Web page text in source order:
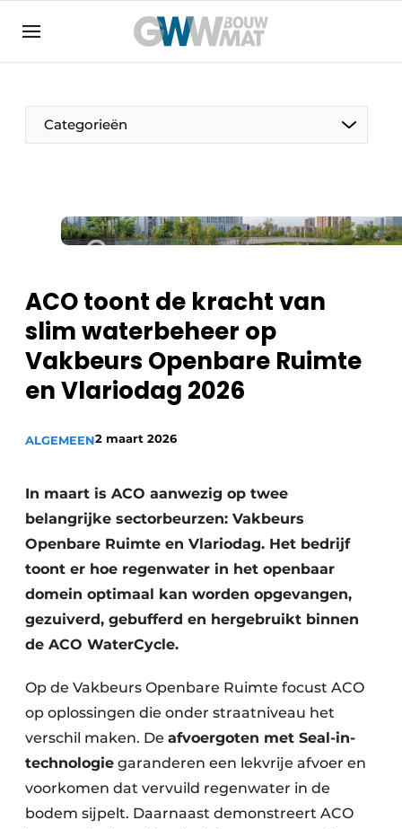
Bedrijven
Contact
Home
Nieuwsbrief
Podcasts
Privacy / Cookie statement
Vacature aanmelden
Categorieën
ACO toont de kracht van
slim waterbeheer op
Vakbeurs Openbare Ruimte
en Vlariodag 2026
ALGEMEEN2 maart 2026
In maart is ACO aanwezig op twee
belangrijke sectorbeurzen: Vakbeurs
Openbare Ruimte en Vlariodag. Het bedrijf
toont er hoe regenwater in het openbaar
domein optimaal kan worden opgevangen,
gezuiverd, gebufferd en hergebruikt binnen
de ACO WaterCycle.
Op de Vakbeurs Openbare Ruimte focust ACO
op oplossingen die onder straatniveau het
verschil maken. De afvoergoten met Seal-in-
technologie garanderen een lekvrije afvoer en
voorkomen dat vervuild regenwater in de
bodem sijpelt. Daarnaast demonstreert ACO